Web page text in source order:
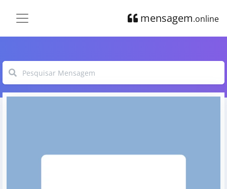
mensagem.online